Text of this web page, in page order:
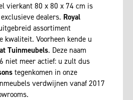
vierkant 80 x 80 x 74 cm is
dealers. Royal
assortiment
kwaliteit. Voorheen kende u
Tuinmeubels. Deze naam
niet meer actief: u zult dus
tegenkomen in onze
verdwijnen vanaf 2017